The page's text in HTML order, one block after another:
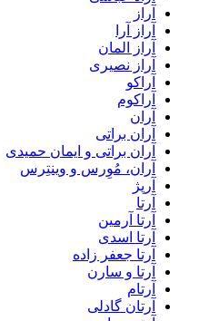
آراز
آراز آرا
آراز المان
آراز نصیری
آراکو
آراکوم
آران
آران براتی
آران براتی و ایمان حمیدی
آران، مُوِرس و وینتِرس
آرپژ
آرتا
آرتا آرمین
آرتا اسدی
آرتا جعفر زاده
آرتا و سارن
آرتام
آرتان گادلی